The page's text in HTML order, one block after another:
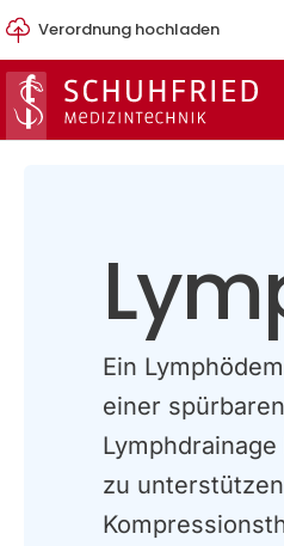
Zum
Inhalt
springen
Verordnung hochladen
Ein
einer
zu